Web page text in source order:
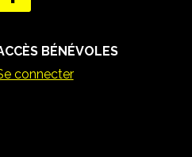
BÉNÉVOLES
connecter